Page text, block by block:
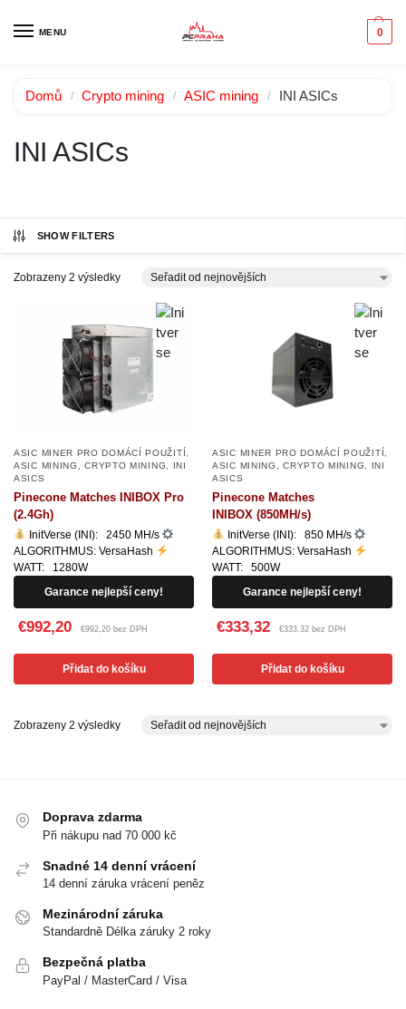
MENU 0
Domů / Crypto mining / ASIC mining / INI ASICs
INI ASICs
SHOW FILTERS
Zobrazeny 2 výsledky
ASIC MINER PRO DOMÁCÍ POUŽITÍ,
ASIC MINING ,CRYPTO MINING,
INI
ASICS
Pinecone Matches INIBOX Pro
(2.4Gh)
InitVerse (INI): 2450 MH/s
ALGORITHMUS: VersaHash
WATT: 1280W
Garance nejlepší ceny!
€992,20 €992,20 bez DPH
Přidat do košíku
ASIC MINER PRO DOMÁCÍ POUŽITÍ,
ASIC MINING ,CRYPTO MINING,
INI
ASICS
Pinecone Matches
INIBOX (850MH/s)
InitVerse (INI): 850 MH/s
ALGORITHMUS: VersaHash
WATT: 500W
Garance nejlepší ceny!
€333,32 €333,32 bez DPH
Přidat do košíku
Zobrazeny 2 výsledky
Doprava zdarma
Při nákupu nad 70 000 kč
Snadné 14 denní vrácení
14 denní záruka vrácení peněz
Mezinárodní záruka
Standardně Délka záruky 2 roky
Bezpečná platba
PayPal / MasterCard / Visa